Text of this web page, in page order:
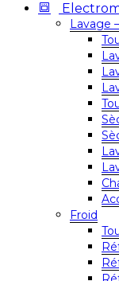
Lavage
Froid